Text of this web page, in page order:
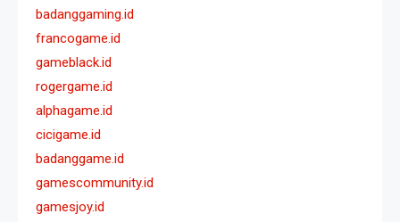
badanggaming.id
francogame.id
gameblack.id
rogergame.id
alphagame.id
cicigame.id
badanggame.id
gamescommunity.id
gamesjoy.id